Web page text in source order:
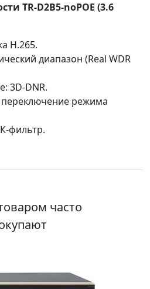
TR-D2B5-noPOE (3.6
H.265.
диапазон (Real WDR
3D-DNR.
режима
фильтр.
часто